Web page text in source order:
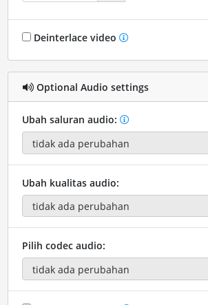
Deinterlace video
Optional Audio settings
Ubah saluran audio:
Ubah kualitas audio:
Pilih codec audio: